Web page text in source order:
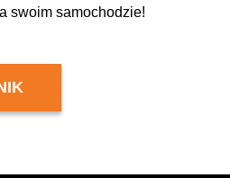
swoim samochodzie!